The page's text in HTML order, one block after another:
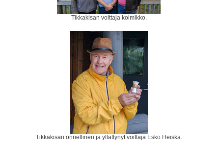
Tikkakisan voittaja kolmikko.
Tikkakisan onnellinen ja yllättynyt voittaja Esko Heiska.